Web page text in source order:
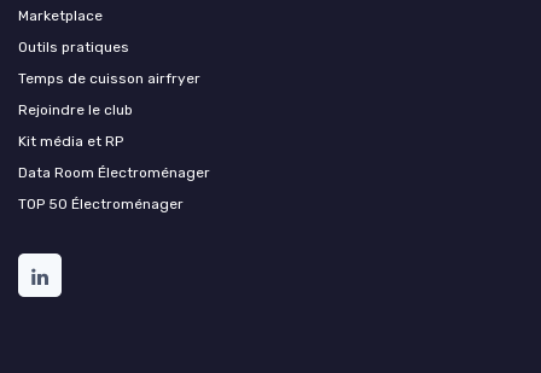
Marketplace
Outils pratiques
Temps de cuisson airfryer
Rejoindre le club
Kit média et RP
Data Room Électroménager
TOP 50 Électroménager